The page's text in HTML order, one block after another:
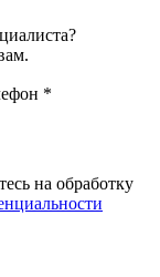
*
на обработку